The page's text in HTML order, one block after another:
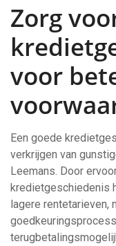
Zorg
voor
Een goede
verkrijgen van
Leemans. Door
kredietgeschiedenis
lagere rentetarieven,